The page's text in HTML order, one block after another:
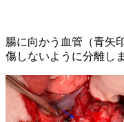
腸に向かう血管（青矢
傷しないように分離し